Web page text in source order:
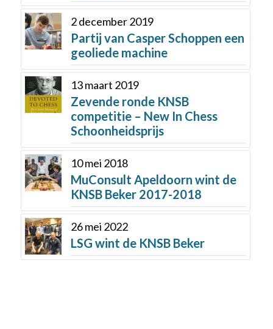
2 december 2019
Partij van Casper Schoppen een
geoliede machine
13 maart 2019
Zevende ronde KNSB
competitie – New In Chess
Schoonheidsprijs
10 mei 2018
MuConsult Apeldoorn wint de
KNSB Beker 2017-2018
26 mei 2022
LSG wint de KNSB Beker